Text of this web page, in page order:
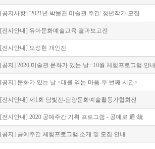
[공지사항] '2021년 박물관 미술관 주간' 청년작가 모집
[전시안내] 유아문화예술교육 결과보고전
[전시안내] 오성현 개인전
[공지] 2020 미술관 문화가 있는 날 : 10월 체험프로그램 안내
[공지] 문화가 있는 날 <대를 엮는 마음-두 번째 시간>
[전시안내] 제1회 담빛전-담양문화예술활동가협회전
[전시안내] 2020 공예주간 기획 프로그램 - 공예로 通·統
[공지] 공예주간 체험프로그램 소개 및 모집 안내